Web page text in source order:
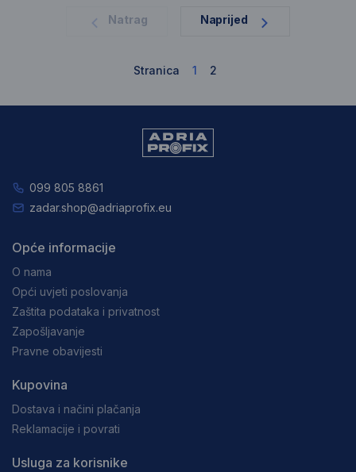
Natrag Naprijed
Stranica 1 2
099 805 8861
zadar.shop@adriaprofix.eu
Opće informacije
O nama
Opći uvjeti poslovanja
Zaštita podataka i privatnost
Zapošljavanje
Pravne obavijesti
Kupovina
Dostava i načini plačanja
Reklamacije i povrati
Usluga za korisnike